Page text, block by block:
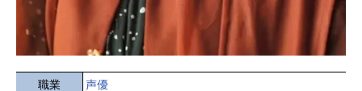
職業
声優